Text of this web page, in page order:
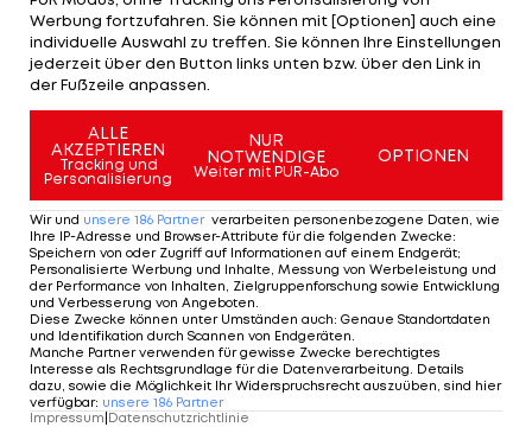
Am Sonntag gegen Detroit
Am Sonntag empfangen die Kanadier die Detroit
Pistons. Der Leader der Eastern Conference
besiegte die Memphis Grizzlies 126:110. Für Center
Jalen Duren standen dabei 30 Punkte und 13
Rebounds zu Buche. Spielmacher Cade
Cunningham verzeichnete 17 Zähler und 15 Assists.
Mit den New York Knicks (101:92 bei den Indiana
Pacers) und den Cleveland Cavaliers (138:105 bei
den Dallas Mavericks) blieben auch zwei Verfolger
Werbung fortzufahren. Sie können mit [Optionen] auch eine
individuelle Auswahl zu treffen. Sie können Ihre Einstellungen
jederzeit über den Button links unten bzw. über den Link in
der Fußzeile anpassen.
ALLE
AKZEPTIEREN
Tracking und
Personalisierung
NUR
NOTWENDIGE
Weiter mit PUR-Abo
OPTIONEN
Wir und unsere 186 Partner verarbeiten personenbezogene Daten, wie
Ihre IP-Adresse und Browser-Attribute für die folgenden Zwecke:
Speichern von oder Zugriff auf Informationen auf einem Endgerät;
Personalisierte Werbung und Inhalte, Messung von Werbeleistung und
der Performance von Inhalten, Zielgruppenforschung sowie Entwicklung
und Verbesserung von Angeboten.
Diese Zwecke können unter Umständen auch: Genaue Standortdaten
und Identifikation durch Scannen von Endgeräten.
Manche Partner verwenden für gewisse Zwecke berechtigtes
Interesse als Rechtsgrundlage für die Datenverarbeitung. Details
dazu, sowie die Möglichkeit Ihr Widerspruchsrecht auszuüben, sind hier
verfügbar: unsere 186 Partner
Impressum Datenschutzrichtlinie